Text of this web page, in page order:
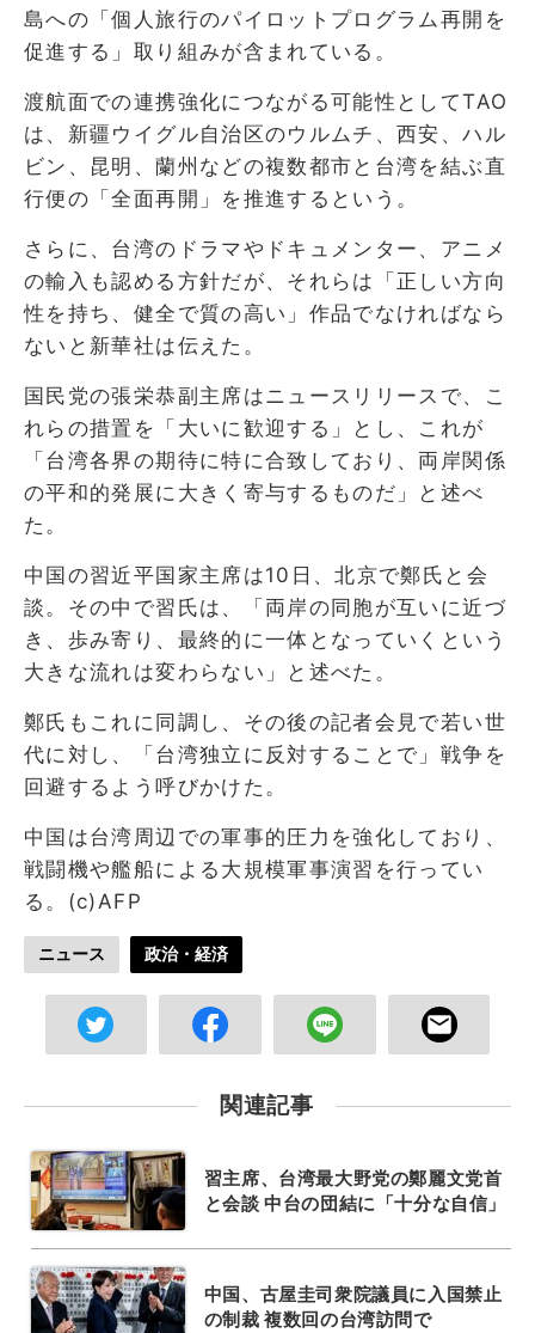
島への「個人旅行のパイロットプログラム再開を
促進する」取り組みが含まれている。
渡航面での連携強化につながる可能性としてTAO
は、新疆ウイグル自治区のウルムチ、西安、ハル
ビン、昆明、蘭州などの複数都市と台湾を結ぶ直
行便の「全面再開」を推進するという。
さらに、台湾のドラマやドキュメンター、アニメ
の輸入も認める方針だが、それらは「正しい方向
性を持ち、健全で質の高い」作品でなければなら
ないと新華社は伝えた。
国民党の張栄恭副主席はニュースリリースで、こ
れらの措置を「大いに歓迎する」とし、これが
「台湾各界の期待に特に合致しており、両岸関係
の平和的発展に大きく寄与するものだ」と述べ
た。
中国の習近平国家主席は10日、北京で鄭氏と会
談。その中で習氏は、「両岸の同胞が互いに近づ
き、歩み寄り、最終的に一体となっていくという
大きな流れは変わらない」と述べた。
鄭氏もこれに同調し、その後の記者会見で若い世
代に対し、「台湾独立に反対することで」戦争を
回避するよう呼びかけた。
中国は台湾周辺での軍事的圧力を強化しており、
戦闘機や艦船による大規模軍事演習を行ってい
る。(c)AFP
ニュース 政治・経済
関連記事
習主席、台湾最大野党の鄭麗文党首
と会談 中台の団結に「十分な自信」
中国、古屋圭司衆院議員に入国禁止
の制裁 複数回の台湾訪問で